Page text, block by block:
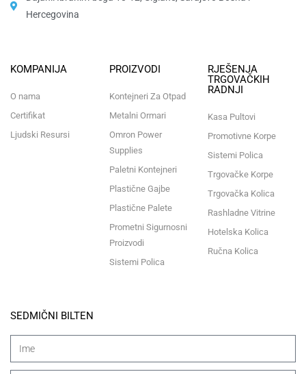
Hercegovina​
KOMPANIJA
O nama
Certifikat
Ljudski Resursi
PROIZVODI
Kontejneri Za Otpad
Metalni Ormari
Omron Power
Supplies
Paletni Kontejneri
Plastične Gajbe
Plastične Palete
Prometni Sigurnosni
Proizvodi
Sistemi Polica
RJEŠENJA
TRGOVAČKIH
RADNJI
Kasa Pultovi
Promotivne Korpe
Sistemi Polica
Trgovačke Korpe
Trgovačka Kolica
Rashladne Vitrine
Hotelska Kolica
Ručna Kolica
SEDMIČNI BILTEN